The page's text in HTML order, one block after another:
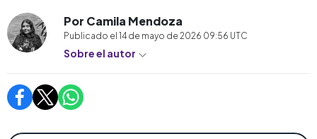
Por Camila Mendoza
Publicado el 14 de mayo de 2026 09:56 UTC
Sobre el autor